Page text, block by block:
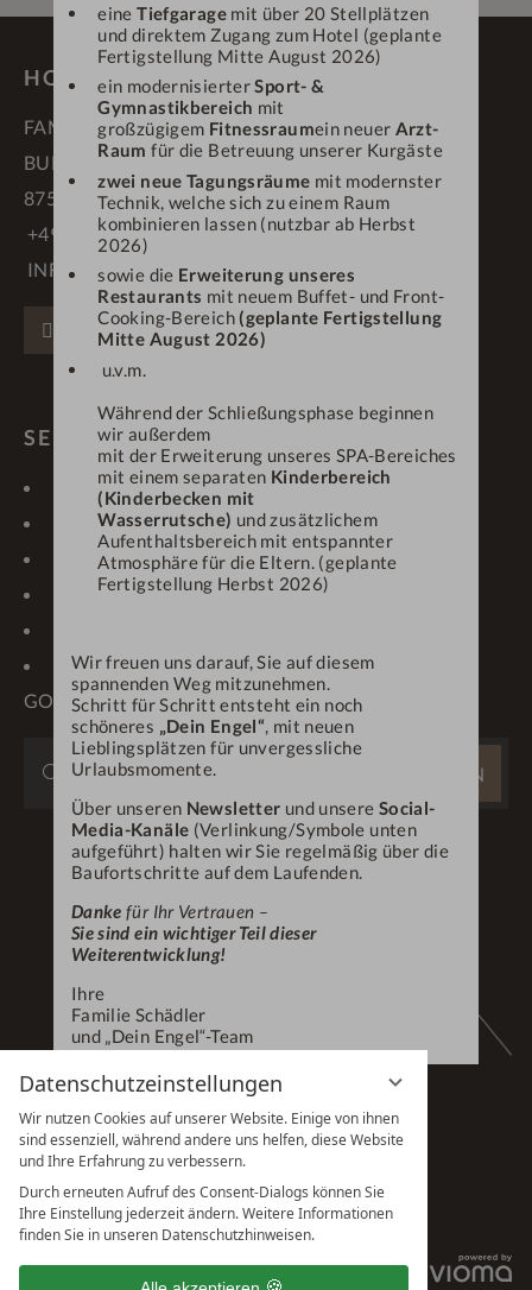
Datenschutzeinstellungen
Wir nutzen Cookies auf unserer Website. Einige von ihnen
sind essenziell, während andere uns helfen, diese Website
und Ihre Erfahrung zu verbessern.
Durch erneuten Aufruf des Consent-Dialogs können Sie
Ihre Einstellung jederzeit ändern. Weitere Informationen
finden Sie in unseren Datenschutzhinweisen.
eineTiefgaragemit über 20 Stellplätzen
und direktem Zugang zum Hotel (geplante
Fertigstellung Mitte August 2026)
ein modernisierterSport- &
Gymnastikbereich mit
großzügigem Fitnessraumein neuer Arzt-
Raum für die Betreuung unserer Kurgäste
zwei neue Tagungsräume mit modernster
Technik, welche sich zu einem Raum
kombinieren lassen (nutzbar ab Herbst
2026)
sowie die Erweiterung unseres
Restaurants mit neuem Buffet- und Front-
Cooking-Bereich(geplante Fertigstellung
Mitte August 2026)
u.v.m.
Während der Schließungsphase beginnen
wir außerdem
mit der Erweiterung unseres SPA-Bereiches
mit einem separaten Kinderbereich
(Kinderbecken mit
Wasserrutsche) und zusätzlichem
Aufenthaltsbereich mit entspannter
Atmosphäre für die Eltern. (geplante
Fertigstellung Herbst 2026)
Wir freuen uns darauf, Sie auf diesem
spannenden Weg mitzunehmen.
Schritt für Schritt entsteht ein noch
schöneres „Dein Engel“, mit neuen
Lieblingsplätzen für unvergessliche
Urlaubsmomente.
Über unseren Newsletter und unsere Social-
Media-Kanäle (Verlinkung/Symbole unten
aufgeführt) halten wir Sie regelmäßig über die
Baufortschritte auf dem Laufenden.
Dankefür Ihr Vertrauen –
Sie sind ein wichtiger Teil dieser
Weiterentwicklung!
Ihre
Familie Schädler
und „Dein Engel“-Team
HOTEL DEIN ENGEL ****S
FAMILIE SCHÄDLER
BUFLINGS 3
87534 OBERSTAUFEN
+49 83 86 70 90
INFO@DEINENGEL.DE
FACEBOOKINSTAGRAMPINTEREST
SERVICE & LINKS
KONTAKT
LAGE & ANREISE
GUTSCHEINE
NEWSLETTER
IMPRESSIONEN
WETTER/WEBCAM
KARRIERE
PROSPEKTE
OBERSTAUFEN PLUS-
GOLF
WEBSITE
SUCHEN
IMPRESSUM